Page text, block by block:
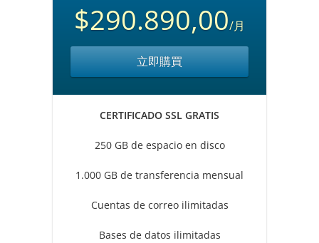
$290.890,00/月
立即購買
CERTIFICADO SSL GRATIS
250 GB de espacio en disco
1.000 GB de transferencia mensual
Cuentas de correo ilimitadas
Bases de datos ilimitadas